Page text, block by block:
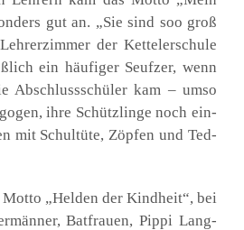
gut an. „Sie sind soo groß
der Ket­tel­er­schu­le
ein häu­fi­ger Seuf­zer, wenn
Abschluss­schü­ler kam – umso
ihre Schütz­lin­ge noch ein­
mit Schul­tü­te, Zöp­fen und Ted­
„Hel­den der Kind­heit“, bei
Bat­frau­en, Pip­pi Lang­